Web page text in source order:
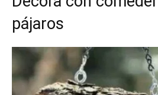
pájaros